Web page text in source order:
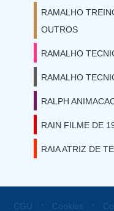
RAMALHO
OUTROS
RAMALHO
RAMALHO
RALPH
RAIN FILME DE
RAIA ATRIZ DE
CGU ⋅ Cookies ⋅